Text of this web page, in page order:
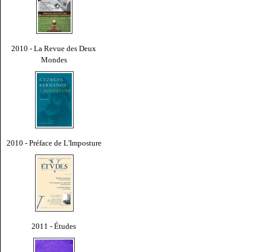
2010 - La Revue des Deux
Mondes
2010 - Préface de L'Imposture
2011 - Études